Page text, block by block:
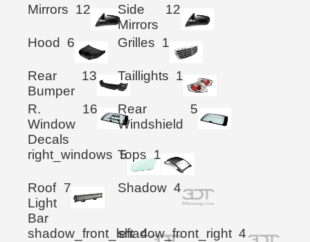
Mirrors 12
Side
Mirrors
12
Hood 6 Grilles 1
Rear
Bumper
13 Taillights 1
R.
Window
Decals
16
Rear
Windshield
5
right_windows 5
Tops 1
Roof
Light
Bar
7 Shadow 4
shadow_front_left 4
shadow_front_right 4